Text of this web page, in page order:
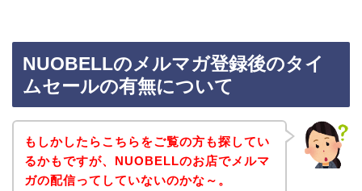
NUOBELLのメルマガ登録後のタイ
ムセールの有無について
もしかしたらこちらをご覧の方も探してい
るかもですが、NUOBELLのお店でメルマ
ガの配信ってしていないのかな～。